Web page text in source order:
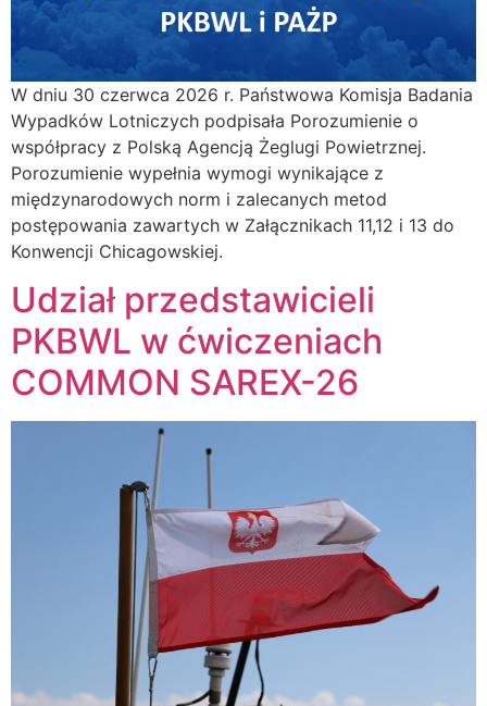
W dniu 30 czerwca 2026 r. Państwowa Komisja Badania
Wypadków Lotniczych podpisała Porozumienie o
współpracy z Polską Agencją Żeglugi Powietrznej.
Porozumienie wypełnia wymogi wynikające z
międzynarodowych norm i zalecanych metod
postępowania zawartych w Załącznikach 11,12 i 13 do
Konwencji Chicagowskiej.
Udział przedstawicieli
PKBWL w ćwiczeniach
COMMON SAREX-26